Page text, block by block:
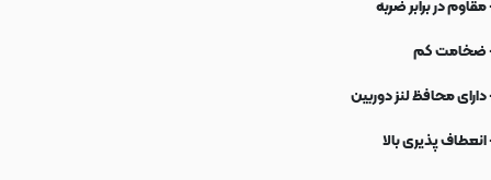
مقاوم در برابر ضربه
ضخامت کم
دارای محافظ لنز دوربین
انعطاف پذیری بالا